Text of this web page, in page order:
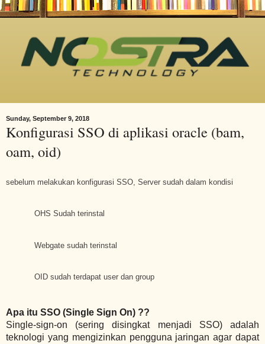
Sunday, September 9, 2018
Konfigurasi SSO di aplikasi oracle (bam,
oam, oid)
sebelum melakukan konfigurasi SSO, Server sudah dalam kondisi
OHS Sudah terinstal
Webgate sudah terinstal
OID sudah terdapat user dan group
Apa itu SSO (Single Sign On) ??
Single-sign-on (sering disingkat menjadi SSO) adalah
teknologi yang mengizinkan pengguna jaringan agar dapat